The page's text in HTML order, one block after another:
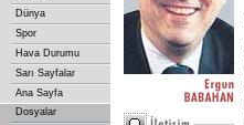
Dünya
Spor
Hava Durumu
Sarı Sayfalar
Ana Sayfa
Dosyalar